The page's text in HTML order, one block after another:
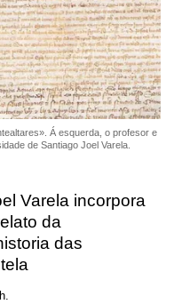
Á esquerda, o profesor e
de Santiago Joel Varela.
Varela incorpora
da
das